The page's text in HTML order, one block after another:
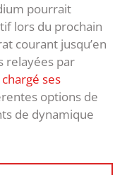
pourrait
lors du prochain
courant jusqu’en
relayées par
ses
options de
de dynamique